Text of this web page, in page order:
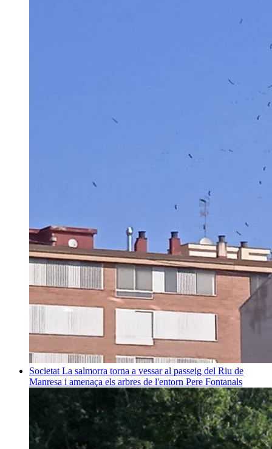
Societat La salmorra torna a vessar al passeig del Riu de
Manresa i amenaça els arbres de l'entorn Pere Fontanals